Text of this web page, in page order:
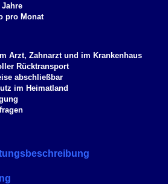
pro Monat
Arzt, Zahnarzt und im Krankenhaus
Rücktransport
abschließbar
im Heimatland